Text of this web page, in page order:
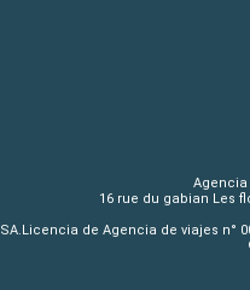
Agencia
16 rue du gabian Les
SA.Licencia de Agencia de viajes n°